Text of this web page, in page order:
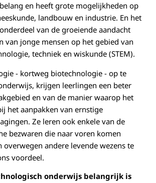
en heeft grote mogelijkheden op
landbouw en industrie. En het
van de groeiende aandacht
van jonge mensen op het gebied van
techniek en wiskunde (STEM).
- kortweg biotechnologie - op te
krijgen leerlingen een beter
en van de manier waarop het
het aanpakken van ernstige
Ze leren ook enkele van de
bezwaren die naar voren komen
overwegen andere levende wezens te
voordeel.
onderwijs belangrijk is